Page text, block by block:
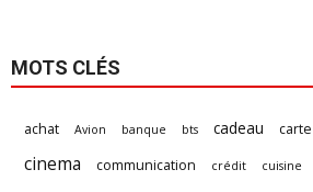
MOTS CLÉS
achat Avion banque bts cadeau
cinema communication crédit cuisine